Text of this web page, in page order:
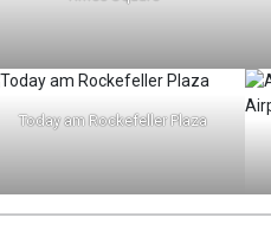
Today am Rockefeller Plaza